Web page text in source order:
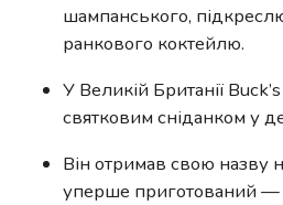
шампанського,
ранкового коктейлю.
У Великій Британії
святковим сніданком у
Він отримав свою назву
уперше приготований —